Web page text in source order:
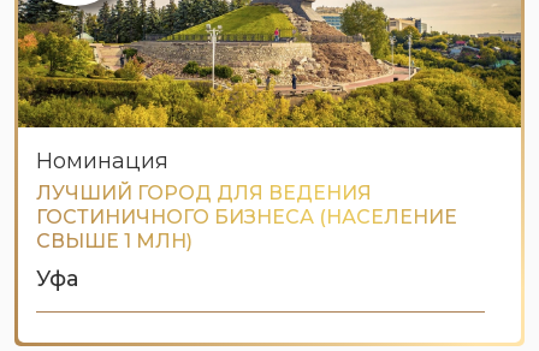
Номинация
ЛУЧШИЙ ГОРОД ДЛЯ ВЕДЕНИЯ
ГОСТИНИЧНОГО БИЗНЕСА (НАСЕЛЕНИЕ
СВЫШЕ 1 МЛН)
Уфа